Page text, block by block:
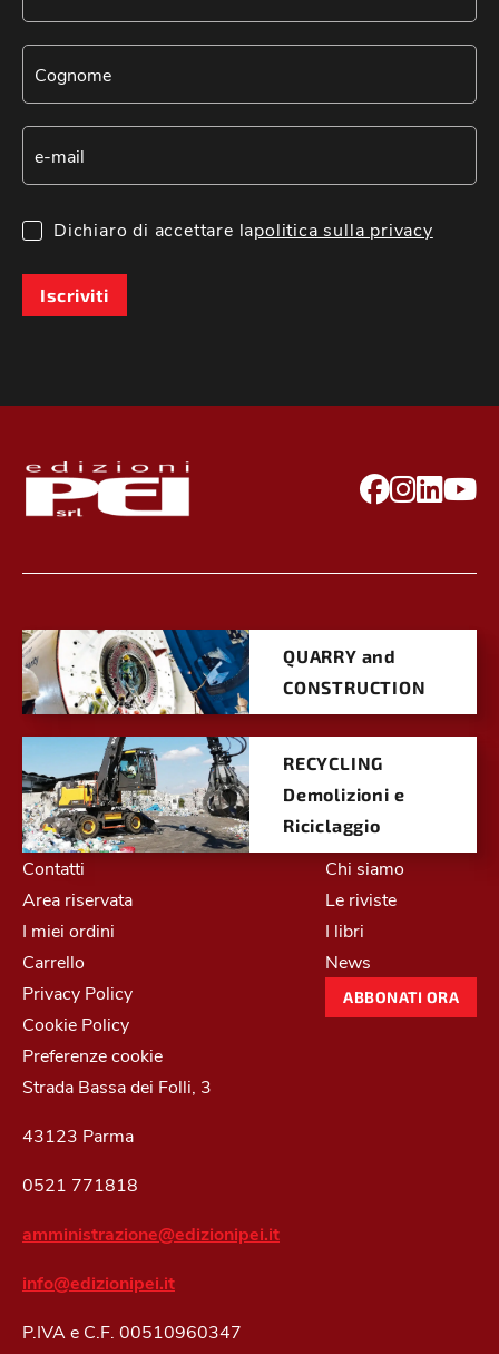
Dichiaro di accettare lapolitica sulla privacy
Iscriviti
QUARRY and
CONSTRUCTION
RECYCLING
Demolizioni e
Riciclaggio
Contatti
Area riservata
I miei ordini
Carrello
Privacy Policy
Cookie Policy
Preferenze cookie
Chi siamo
Le riviste
I libri
News
ABBONATI ORA
Strada Bassa dei Folli, 3
43123 Parma
0521 771818
amministrazione@edizionipei.it
info@edizionipei.it
P.IVA e C.F. 00510960347